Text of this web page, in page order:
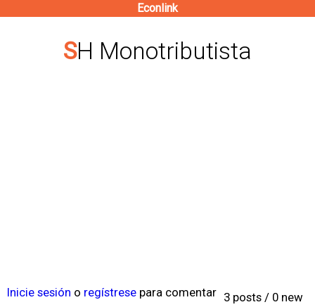
contenido
Econlink
SH Monotributista
3 posts / 0 new
Inicie sesión o regístrese para comentar